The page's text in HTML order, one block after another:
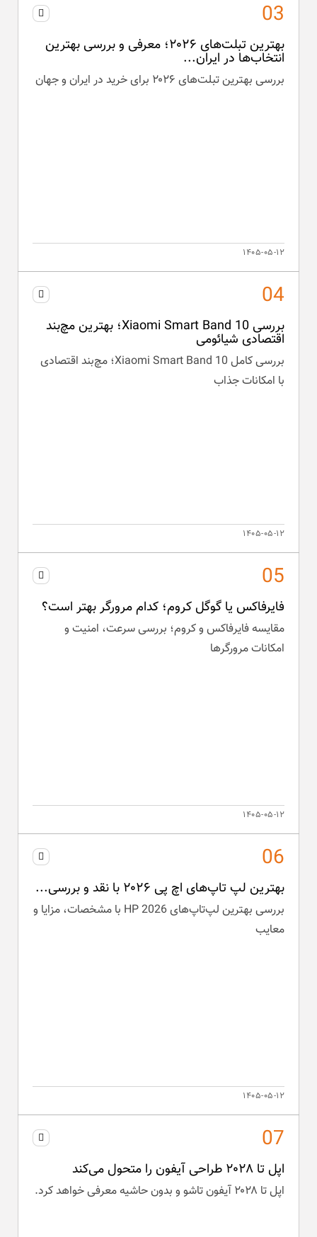
بهترین تبلت‌های ۲۰۲۶؛ معرفی و بررسی بهترین
انتخاب‌ها در ایران...
بررسی بهترین تبلت‌های ۲۰۲۶ برای خرید در ایران و جهان
۱۴۰۵-۰۵-۱۲
بررسی Xiaomi Smart Band 10؛ بهترین مچ‌بند
اقتصادی شیائومی
بررسی کامل Xiaomi Smart Band 10؛ مچ‌بند اقتصادی
با امکانات جذاب
۱۴۰۵-۰۵-۱۲
فایرفاکس یا گوگل کروم؛ کدام مرورگر بهتر است؟
مقایسه فایرفاکس و کروم؛ بررسی سرعت، امنیت و
امکانات مرورگرها
۱۴۰۵-۰۵-۱۲
بهترین لپ تاپ‌های اچ پی ۲۰۲۶ با نقد و بررسی...
بررسی بهترین لپ‌تاپ‌های HP 2026 با مشخصات، مزایا و
معایب
۱۴۰۵-۰۵-۱۲
اپل تا ۲۰۲۸ طراحی آیفون را متحول می‌کند
اپل تا ۲۰۲۸ آیفون تاشو و بدون حاشیه معرفی خواهد کرد.